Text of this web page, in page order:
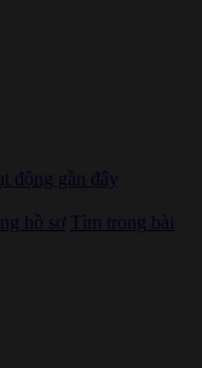
động gần đây
hồ sơ Tìm trong bài